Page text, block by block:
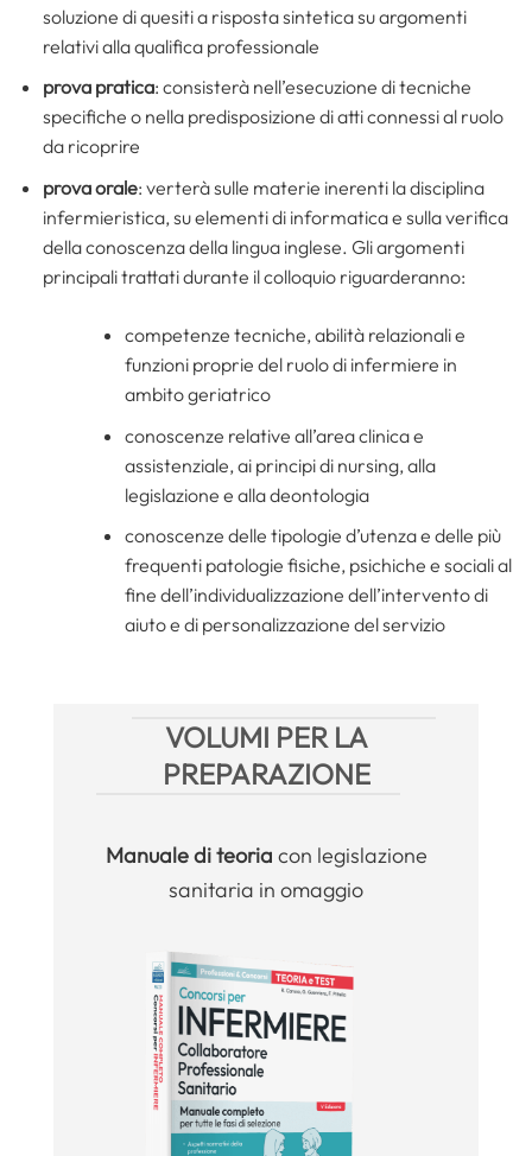
soluzione di quesiti a risposta sintetica su argomenti
relativi alla qualifica professionale
prova pratica: consisterà nell’esecuzione di tecniche
specifiche o nella predisposizione di atti connessi al ruolo
da ricoprire
prova orale: verterà sulle materie inerenti la disciplina
infermieristica, su elementi di informatica e sulla verifica
della conoscenza della lingua inglese. Gli argomenti
principali trattati durante il colloquio riguarderanno:
competenze tecniche, abilità relazionali e
funzioni proprie del ruolo di infermiere in
ambito geriatrico
conoscenze relative all’area clinica e
assistenziale, ai principi di nursing, alla
legislazione e alla deontologia
conoscenze delle tipologie d’utenza e delle più
frequenti patologie fisiche, psichiche e sociali al
fine dell’individualizzazione dell’intervento di
aiuto e di personalizzazione del servizio
VOLUMI PER LA
PREPARAZIONE
Manualedi teoria con legislazione
sanitaria in omaggio